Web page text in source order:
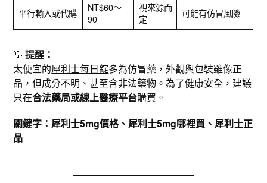
平行輸入或代購
NT$60～
90
視來源而
定
可能有仿冒風險
💡提醒：
太便宜的犀利士每日錠多為仿冒藥，外觀與包裝雖像正
品，但成分不明、甚至含非法藥物。為了健康安全，建議
只在合法藥局或線上醫療平台購買。
關鍵字：犀利士5mg價格、 犀利士5mg哪裡買 、犀利士正
品